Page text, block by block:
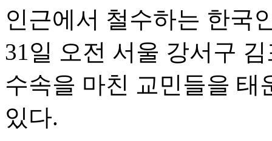
인근에서 철수하는 한국
31일 오전 서울 강서구
수속을 마친 교민들을 태
있다.